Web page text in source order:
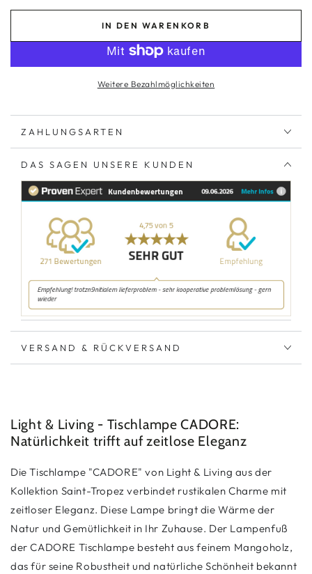
IN DEN WARENKORB
Weitere Bezahlmöglichkeiten
ZAHLUNGSARTEN
DAS SAGEN UNSERE KUNDEN
VERSAND & RÜCKVERSAND
Light & Living - Tischlampe CADORE:
Natürlichkeit trifft auf zeitlose Eleganz
Die Tischlampe "CADORE" von Light & Living aus der
Kollektion Saint-Tropez verbindet rustikalen Charme mit
zeitloser Eleganz. Diese Lampe bringt die Wärme der
Natur und Gemütlichkeit in Ihr Zuhause. Der Lampenfuß
der CADORE Tischlampe besteht aus feinem Mangoholz,
das für seine Robustheit und natürliche Schönheit bekannt